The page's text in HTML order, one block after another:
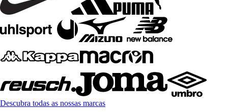
Descubra todas as nossas marcas